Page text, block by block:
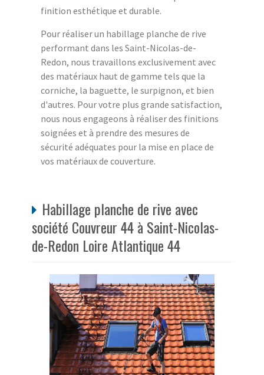
finition esthétique et durable.
Pour réaliser un habillage planche de rive
performant dans les Saint-Nicolas-de-
Redon, nous travaillons exclusivement avec
des matériaux haut de gamme tels que la
corniche, la baguette, le surpignon, et bien
d'autres. Pour votre plus grande satisfaction,
nous nous engageons à réaliser des finitions
soignées et à prendre des mesures de
sécurité adéquates pour la mise en place de
vos matériaux de couverture.
Habillage planche de rive avec
société Couvreur 44 à Saint-Nicolas-
de-Redon Loire Atlantique 44